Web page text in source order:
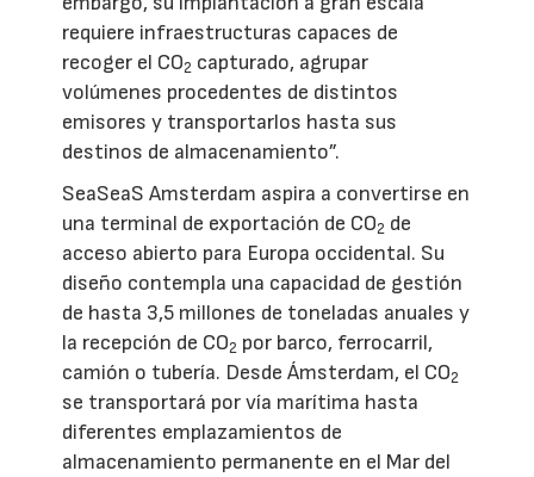
requiere infraestructuras capaces de
recoger el CO2 capturado, agrupar
volúmenes procedentes de distintos
emisores y transportarlos hasta sus
destinos de almacenamiento”.
SeaSeaS Amsterdam aspira a convertirse en
una terminal de exportación de CO2 de
acceso abierto para Europa occidental. Su
diseño contempla una capacidad de gestión
de hasta 3,5 millones de toneladas anuales y
la recepción de CO2 por barco, ferrocarril,
camión o tubería. Desde Ámsterdam, el CO2
se transportará por vía marítima hasta
diferentes emplazamientos de
almacenamiento permanente en el Mar del